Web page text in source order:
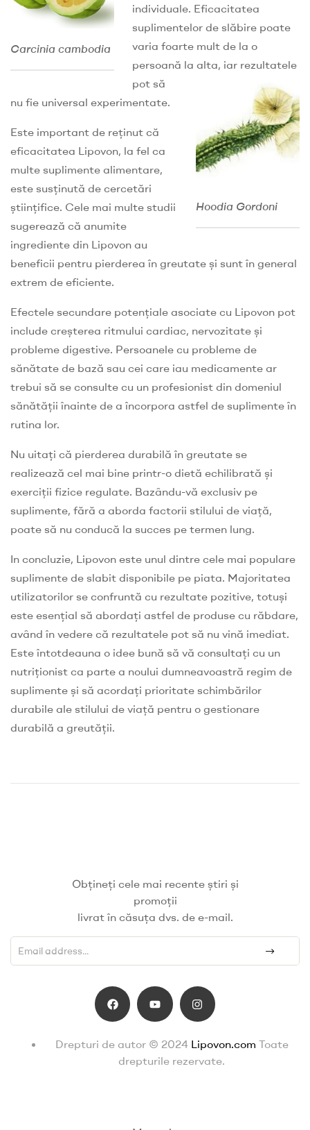
Carcinia cambodia
Hoodia Gordoni
individuale. Eficacitatea
suplimentelor de slăbire poate
varia foarte mult de la o
persoană la alta, iar rezultatele
pot să
nu fie universal experimentate.
Este important de reținut că
eficacitatea Lipovon, la fel ca
multe suplimente alimentare,
este susținută de cercetări
științifice. Cele mai multe studii
sugerează că anumite
ingrediente din Lipovon au
beneficii pentru pierderea în greutate și sunt în general
extrem de eficiente.
Efectele secundare potențiale asociate cu Lipovon pot
include creșterea ritmului cardiac, nervozitate și
probleme digestive. Persoanele cu probleme de
sănătate de bază sau cei care iau medicamente ar
trebui să se consulte cu un profesionist din domeniul
sănătății înainte de a încorpora astfel de suplimente în
rutina lor.
Nu uitați că pierderea durabilă în greutate se
realizează cel mai bine printr-o dietă echilibrată și
exerciții fizice regulate. Bazându-vă exclusiv pe
suplimente, fără a aborda factorii stilului de viață,
poate să nu conducă la succes pe termen lung.
In concluzie, Lipovon este unul dintre cele mai populare
suplimente de slabit disponibile pe piata. Majoritatea
utilizatorilor se confruntă cu rezultate pozitive, totuși
este esențial să abordați astfel de produse cu răbdare,
având în vedere că rezultatele pot să nu vină imediat.
Este întotdeauna o idee bună să vă consultați cu un
nutriționist ca parte a noului dumneavoastră regim de
suplimente și să acordați prioritate schimbărilor
durabile ale stilului de viață pentru o gestionare
durabilă a greutății.
Obțineți cele mai recente știri și
promoții
livrat în căsuța dvs. de e-mail.
Drepturi de autor © 2024 Lipovon.com Toate
drepturile rezervate.